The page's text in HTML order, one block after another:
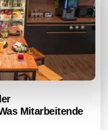
Mitarbeitende